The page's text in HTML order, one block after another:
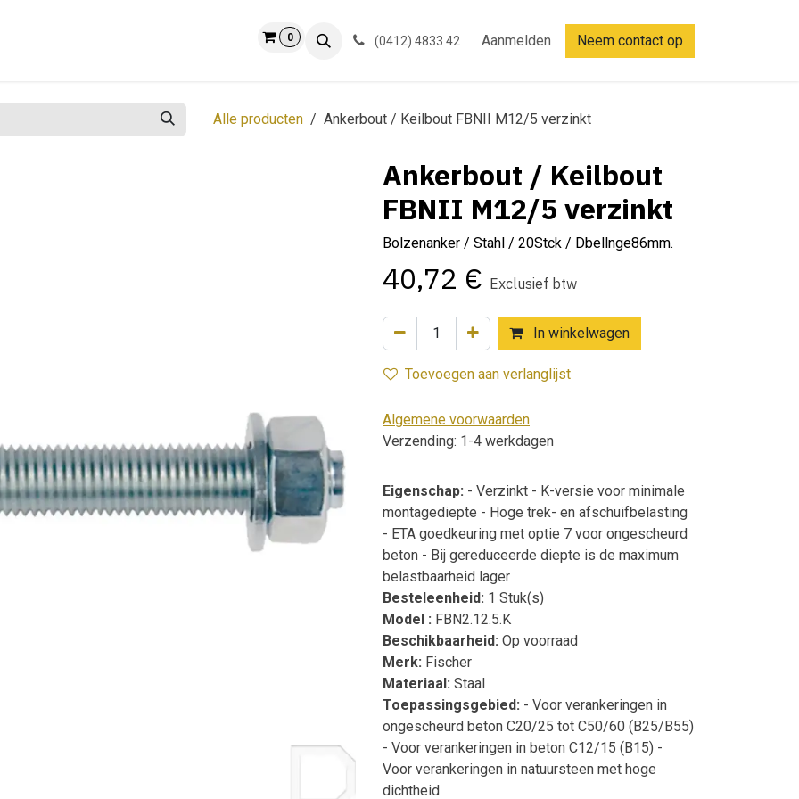
0 (0412) 4833 42 Aanmelden Neem contact op
Alle producten Ankerbout / Keilbout FBNII M12/5 verzinkt
Ankerbout / Keilbout
FBNII M12/5 verzinkt
Bolzenanker / Stahl / 20Stck / Dbellnge86mm.
40,72 € Exclusief btw
In winkelwagen
Toevoegen aan verlanglijst
Algemene voorwaarden
Verzending: 1-4 werkdagen
Eigenschap: - Verzinkt - K-versie voor minimale
montagediepte - Hoge trek- en afschuifbelasting
- ETA goedkeuring met optie 7 voor ongescheurd
beton - Bij gereduceerde diepte is de maximum
belastbaarheid lager
Besteleenheid: 1 Stuk(s)
Model : FBN2.12.5.K
Beschikbaarheid: Op voorraad
Merk: Fischer
Materiaal: Staal
Toepassingsgebied: - Voor verankeringen in
ongescheurd beton C20/25 tot C50/60 (B25/B55)
- Voor verankeringen in beton C12/15 (B15) -
Voor verankeringen in natuursteen met hoge
dichtheid